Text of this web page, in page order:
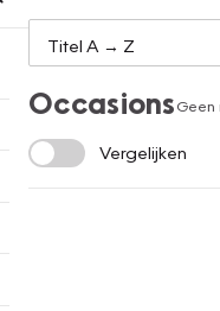
OccasionsGeen
Vergelijken